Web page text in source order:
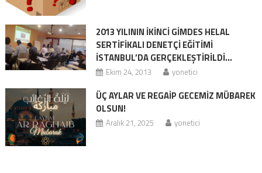
2013 YILININ İKİNCİ GİMDES HELAL
SERTİFİKALI DENETÇİ EĞİTİMİ
İSTANBUL’DA GERÇEKLEŞTİRİLDİ…
Ekim 24, 2013 yonetici
ÜÇ AYLAR VE REGAİP GECEMİZ MÜBAREK
OLSUN!
Aralık 21, 2025 yonetici